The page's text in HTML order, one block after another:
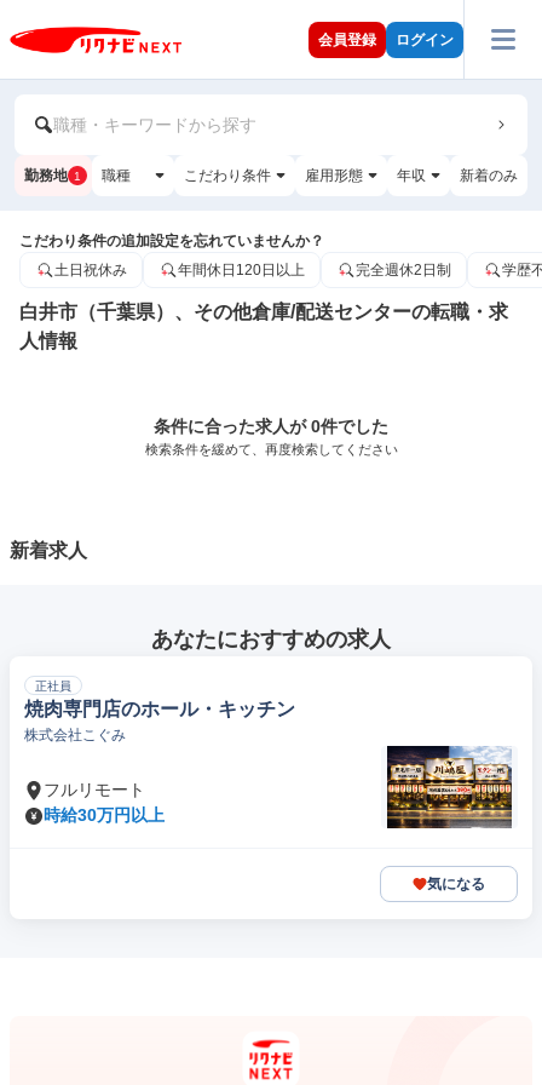
会員登録 ログイン
職種・キーワードから探す
勤務地 1 職種 こだわり条件 雇用形態 年収 新着のみ
こだわり条件の追加設定を忘れていませんか？
土日祝休み
年間休日120日以上 完全週休2日制 学歴
白井市（千葉県）、その他倉庫/配送センターの転職・求
人情報
条件に合った求人が 0件でした
検索条件を緩めて、再度検索してください
新着求人
あなたにおすすめの求人
正社員
焼肉専門店のホール・キッチン
株式会社こぐみ
フルリモート
時給30万円以上
気になる